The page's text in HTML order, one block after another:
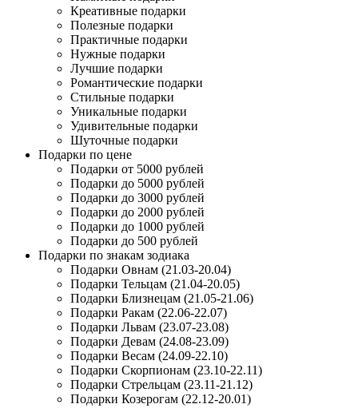
Креативные подарки
Полезные подарки
Практичные подарки
Нужные подарки
Лучшие подарки
Романтические подарки
Стильные подарки
Уникальные подарки
Удивительные подарки
Шуточные подарки
Подарки по цене
Подарки от 5000 рублей
Подарки до 5000 рублей
Подарки до 3000 рублей
Подарки до 2000 рублей
Подарки до 1000 рублей
Подарки до 500 рублей
Подарки по знакам зодиака
Подарки Овнам (21.03-20.04)
Подарки Тельцам (21.04-20.05)
Подарки Близнецам (21.05-21.06)
Подарки Ракам (22.06-22.07)
Подарки Львам (23.07-23.08)
Подарки Девам (24.08-23.09)
Подарки Весам (24.09-22.10)
Подарки Скорпионам (23.10-22.11)
Подарки Стрельцам (23.11-21.12)
Подарки Козерогам (22.12-20.01)